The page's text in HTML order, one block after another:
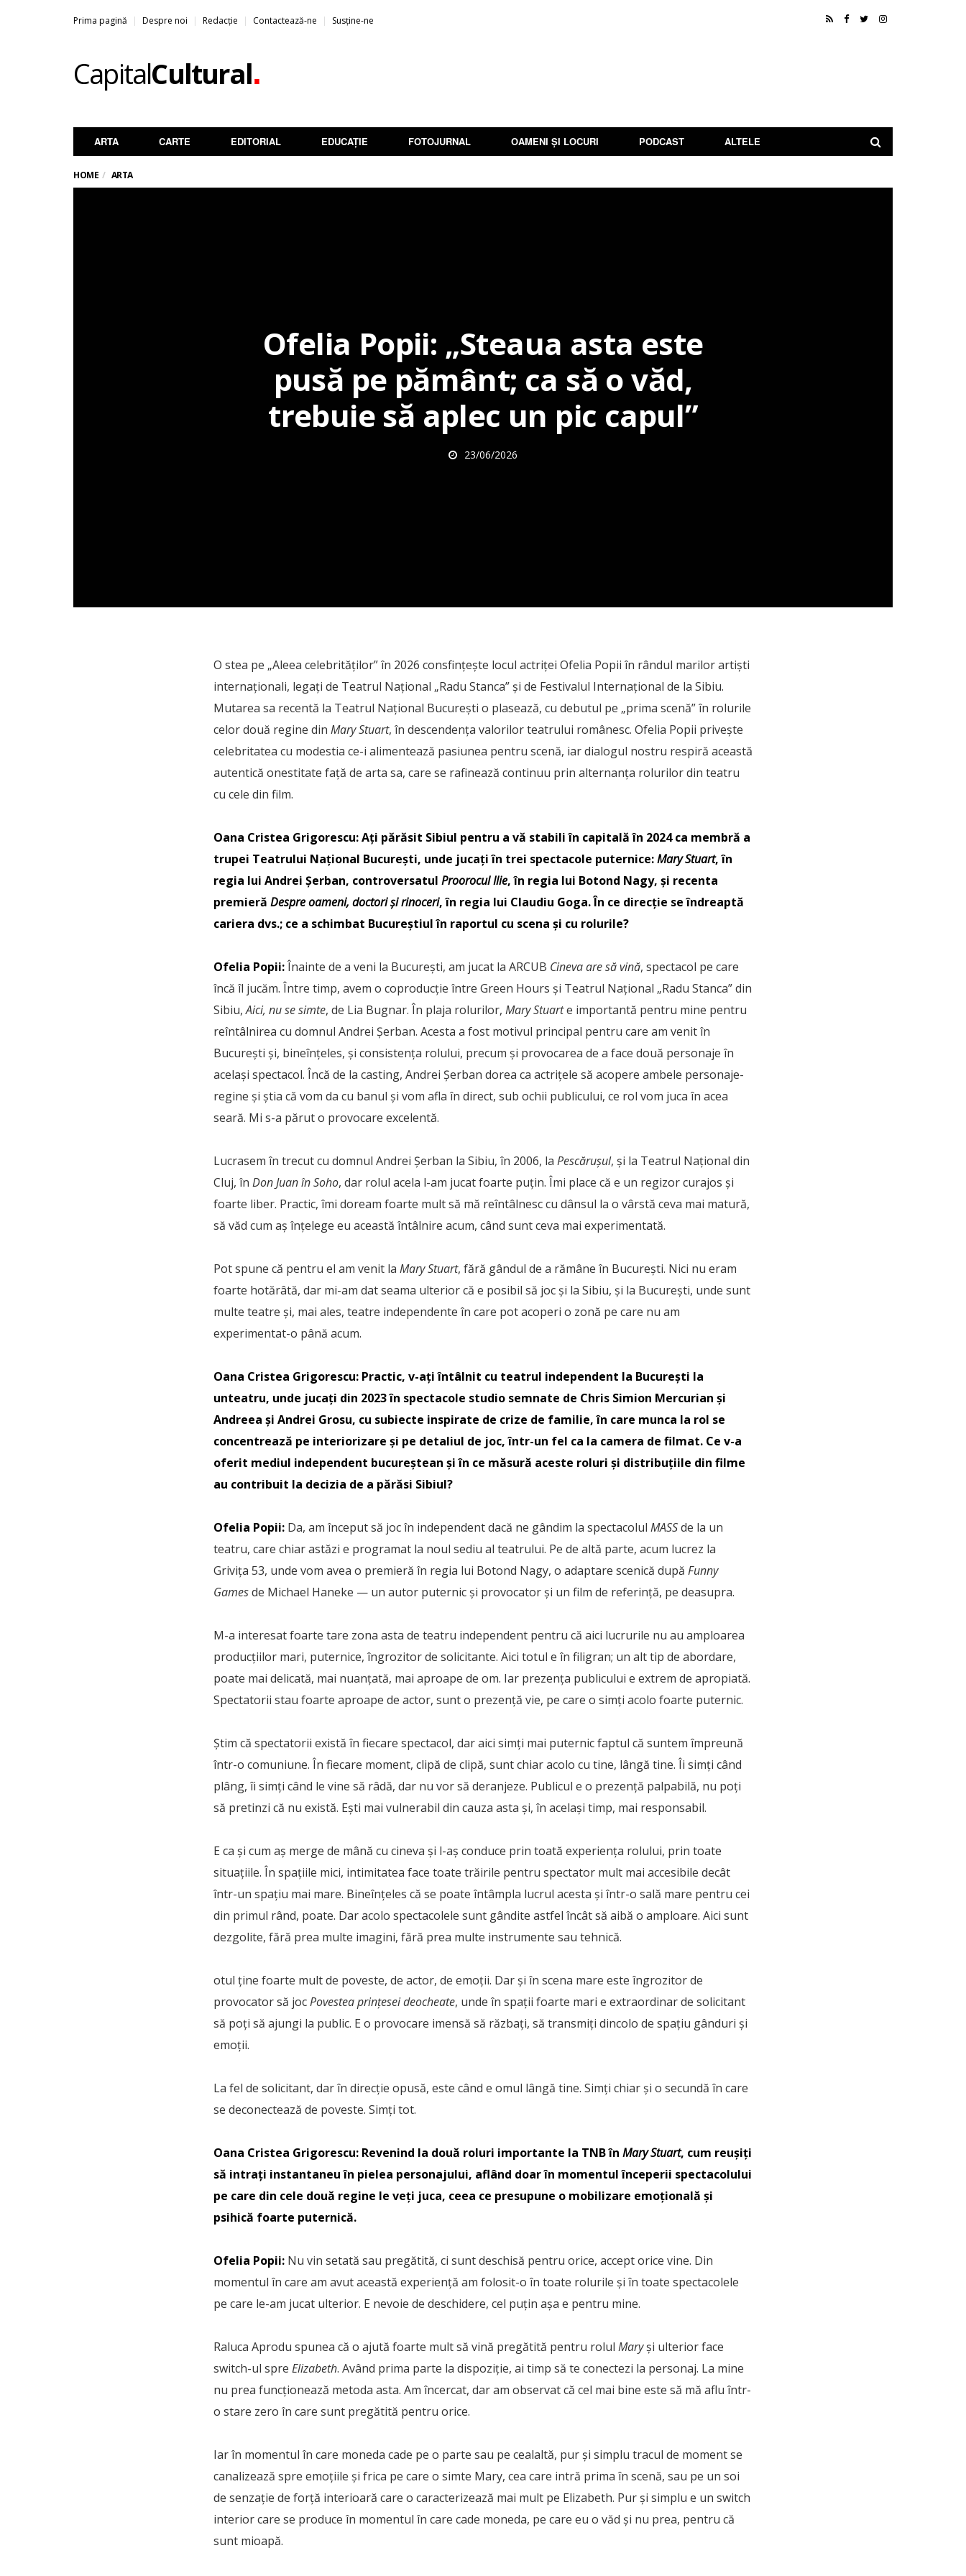
Prima pagină Despre noi Redacție Contactează-ne Susține-ne
CapitalCultural.
ARTA CARTE EDITORIAL EDUCAȚIE FOTOJURNAL OAMENI ȘI LOCURI PODCAST ALTELE
HOME ARTA
Ofelia Popii: „Steaua asta este
pusă pe pământ; ca să o văd,
trebuie să aplec un pic capul”
23/06/2026
O stea pe „Aleea celebrităților” în 2026 consfințește locul actriței Ofelia Popii în rândul marilor artiști
internaționali, legați de Teatrul Național „Radu Stanca” și de Festivalul Internațional de la Sibiu.
Mutarea sa recentă la Teatrul Național București o plasează, cu debutul pe „prima scenă” în rolurile
celor două regine din Mary Stuart, în descendența valorilor teatrului românesc. Ofelia Popii privește
celebritatea cu modestia ce-i alimentează pasiunea pentru scenă, iar dialogul nostru respiră această
autentică onestitate față de arta sa, care se rafinează continuu prin alternanța rolurilor din teatru
cu cele din film.
Oana Cristea Grigorescu: Ați părăsit Sibiul pentru a vă stabili în capitală în 2024 ca membră a
trupei Teatrului Național București, unde jucați în trei spectacole puternice:Mary Stuart, în
regia lui Andrei Șerban, controversatul Proorocul Ilie, în regia lui Botond Nagy, și recenta
premieră Despre oameni, doctori și rinoceri, în regia lui Claudiu Goga. În ce direcție se îndreaptă
cariera dvs.; ce a schimbat Bucureștiul în raportul cu scena și cu rolurile?
Ofelia Popii:Înainte de a veni la București, am jucat la ARCUB Cineva are să vină, spectacol pe care
încă îl jucăm. Între timp, avem o coproducție între Green Hours și Teatrul Național „Radu Stanca” din
Sibiu,Aici, nu se simte, de Lia Bugnar. În plaja rolurilor, Mary Stuarte importantă pentru mine pentru
reîntâlnirea cu domnul Andrei Șerban. Acesta a fost motivul principal pentru care am venit în
București și, bineînțeles, și consistența rolului, precum și provocarea de a face două personaje în
același spectacol. Încă de la casting, Andrei Șerban dorea ca actrițele să acopere ambele personaje-
regine și știa că vom da cu banul și vom afla în direct, sub ochii publicului, ce rol vom juca în acea
seară. Mi s-a părut o provocare excelentă.
Lucrasem în trecut cu domnul Andrei Șerban la Sibiu, în 2006, la Pescărușul, și la Teatrul Național din
Cluj, în Don Juan în Soho, dar rolul acela l-am jucat foarte puțin. Îmi place că e un regizor curajos și
foarte liber. Practic, îmi doream foarte mult să mă reîntâlnesc cu dânsul la o vârstă ceva mai matură,
să văd cum aș înțelege eu această întâlnire acum, când sunt ceva mai experimentată.
Pot spune că pentru el am venit la Mary Stuart, fără gândul de a rămâne în București. Nici nu eram
foarte hotărâtă, dar mi-am dat seama ulterior că e posibil să joc și la Sibiu, și la București, unde sunt
multe teatre și, mai ales, teatre independente în care pot acoperi o zonă pe care nu am
experimentat-o până acum.
Oana Cristea Grigorescu: Practic, v-ați întâlnit cu teatrul independent la București la
unteatru, unde jucați din 2023 în spectacole studio semnate de Chris Simion Mercurian și
Andreea și Andrei Grosu, cu subiecte inspirate de crize de familie, în care munca la rol se
concentrează pe interiorizare și pe detaliul de joc, într-un fel ca la camera de filmat. Ce v-a
oferit mediul independent bucureștean și în ce măsură aceste roluri și distribuțiile din filme
au contribuit la decizia de a părăsi Sibiul?
Ofelia Popii: Da, am început să joc în independent dacă ne gândim la spectacolul MASSde la un
teatru, care chiar astăzi e programat la noul sediu al teatrului. Pe de altă parte, acum lucrez la
Grivița 53, unde vom avea o premieră în regia lui Botond Nagy, o adaptare scenică după Funny
Gamesde Michael Haneke — un autor puternic și provocator și un film de referință, pe deasupra.
M-a interesat foarte tare zona asta de teatru independent pentru că aici lucrurile nu au amploarea
producțiilor mari, puternice, îngrozitor de solicitante. Aici totul e în filigran; un alt tip de abordare,
poate mai delicată, mai nuanțată, mai aproape de om. Iar prezența publicului e extrem de apropiată.
Spectatorii stau foarte aproape de actor, sunt o prezență vie, pe care o simți acolo foarte puternic.
Știm că spectatorii există în fiecare spectacol, dar aici simți mai puternic faptul că suntem împreună
într-o comuniune. În fiecare moment, clipă de clipă, sunt chiar acolo cu tine, lângă tine. Îi simți când
plâng, îi simți când le vine să râdă, dar nu vor să deranjeze. Publicul e o prezență palpabilă, nu poți
să pretinzi că nu există. Ești mai vulnerabil din cauza asta și, în același timp, mai responsabil.
E ca și cum aș merge de mână cu cineva și l-aș conduce prin toată experiența rolului, prin toate
situațiile. În spațiile mici, intimitatea face toate trăirile pentru spectator mult mai accesibile decât
într-un spațiu mai mare. Bineînțeles că se poate întâmpla lucrul acesta și într-o sală mare pentru cei
din primul rând, poate. Dar acolo spectacolele sunt gândite astfel încât să aibă o amploare. Aici sunt
dezgolite, fără prea multe imagini, fără prea multe instrumente sau tehnică.
otul ține foarte mult de poveste, de actor, de emoții. Dar și în scena mare este îngrozitor de
provocator să jocPovestea prințesei deocheate, unde în spații foarte mari e extraordinar de solicitant
să poți să ajungi la public. E o provocare imensă să răzbați, să transmiți dincolo de spațiu gânduri și
emoții.
La fel de solicitant, dar în direcție opusă, este când e omul lângă tine. Simți chiar și o secundă în care
se deconectează de poveste. Simți tot.
Oana Cristea Grigorescu: Revenind la două roluri importante la TNB în Mary Stuart, cum reușiți
să intrați instantaneu în pielea personajului, aflând doar în momentul începerii spectacolului
pe care din cele două regine le veți juca, ceea ce presupune o mobilizare emoțională și
psihică foarte puternică.
Ofelia Popii: Nu vin setată sau pregătită, ci sunt deschisă pentru orice, accept orice vine. Din
momentul în care am avut această experiență am folosit-o în toate rolurile și în toate spectacolele
pe care le-am jucat ulterior. E nevoie de deschidere, cel puțin așa e pentru mine.
Raluca Aprodu spunea că o ajută foarte mult să vină pregătită pentru rolul Maryși ulterior face
switch-ul spre Elizabeth. Având prima parte la dispoziție, ai timp să te conectezi la personaj. La mine
nu prea funcționează metoda asta. Am încercat, dar am observat că cel mai bine este să mă aflu într-
o stare zero în care sunt pregătită pentru orice.
Iar în momentul în care moneda cade pe o parte sau pe cealaltă, pur și simplu tracul de moment se
canalizează spre emoțiile și frica pe care o simte Mary, cea care intră prima în scenă, sau pe un soi
de senzație de forță interioară care o caracterizează mai mult pe Elizabeth. Pur și simplu e un switch
interior care se produce în momentul în care cade moneda, pe care eu o văd și nu prea, pentru că
sunt mioapă.